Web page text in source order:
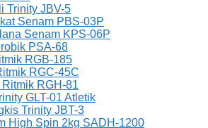
Trinity JBV-5
Senam PBS-03P
Senam KPS-06P
PSA-68
RGB-185
RGC-45C
RGH-81
GLT-01 Atletik
Trinity JBT-3
High Spin 2kg SADH-1200